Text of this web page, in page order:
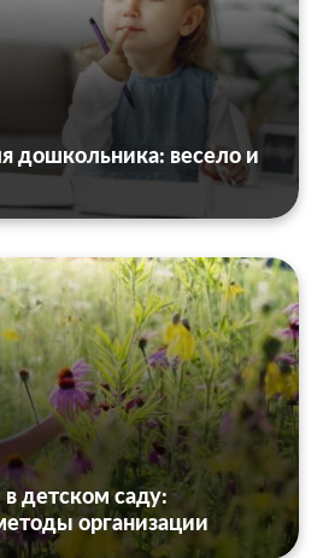
дошкольника: весело и
детском саду:
организации